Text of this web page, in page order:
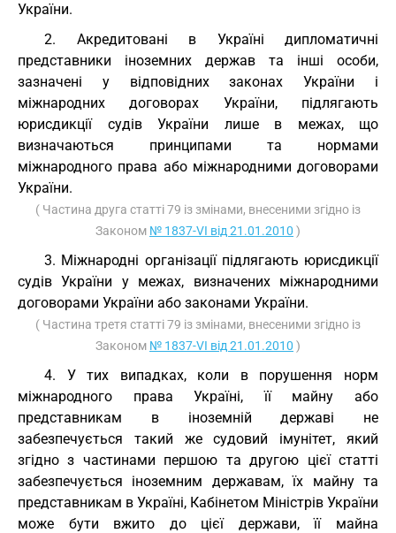
України.
2. Акредитовані в Україні дипломатичні
представники іноземних держав та інші особи,
зазначені у відповідних законах України і
міжнародних договорах України, підлягають
юрисдикції судів України лише в межах, що
визначаються принципами та нормами
міжнародного права або міжнародними договорами
України.
( Частина друга статті 79 із змінами, внесеними згідно із
Законом № 1837-VI від 21.01.2010 )
3. Міжнародні організації підлягають юрисдикції
судів України у межах, визначених міжнародними
договорами України або законами України.
( Частина третя статті 79 із змінами, внесеними згідно із
Законом № 1837-VI від 21.01.2010 )
4. У тих випадках, коли в порушення норм
міжнародного права Україні, її майну або
представникам в іноземній державі не
забезпечується такий же судовий імунітет, який
згідно з частинами першою та другою цієї статті
забезпечується іноземним державам, їх майну та
представникам в Україні, Кабінетом Міністрів України
може бути вжито до цієї держави, її майна